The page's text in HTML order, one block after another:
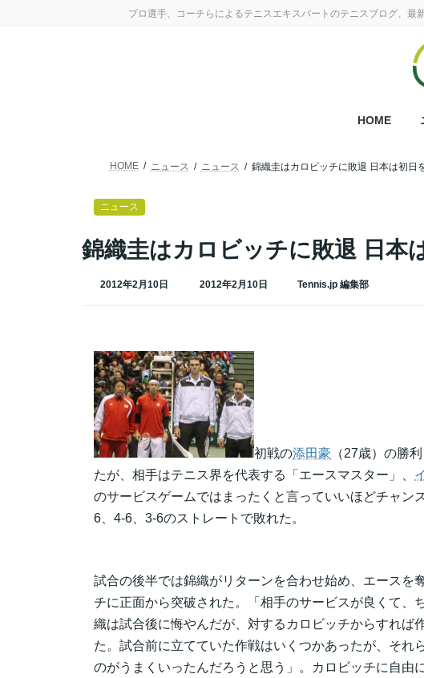
プロ選手、コーチらによるテニスエキスパートのテニスブログ、最
HOME
ニュース
錦織圭はカロビッチに敗退 日本
2012年2月10日
最
2012年2月10日 Tennis.jp 編集部
HOME ニュース ニュース 錦織圭はカロビッチに敗退 日本は初日
初戦の添田豪 （27歳）の勝
たが、相手はテニス界を代表する「エースマスター」、
のサービスゲームではまったくと言っていいほどチャン
6、4-6、3-6のストレートで敗れた。
試合の後半では錦織がリターンを合わせ始め、エースを
チに正面から突破された。「相手のサービスが良くて、
織は試合後に悔やんだが、対するカロビッチからすれば
た。試合前に立てていた作戦はいくつかあったが、それ
のがうまくいったんだろうと思う」。カロビッチに自由